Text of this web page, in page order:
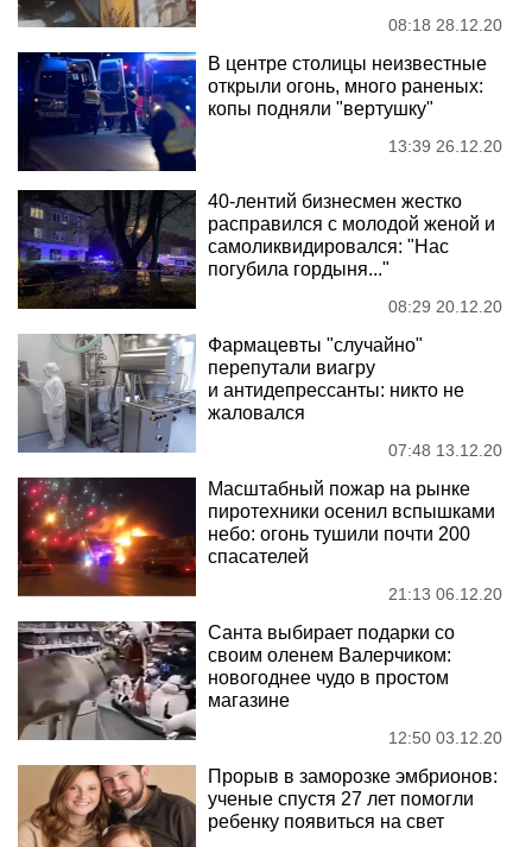
08:18 28.12.20
В центре столицы неизвестные
открыли огонь, много раненых:
копы подняли "вертушку"
13:39 26.12.20
40-лентий бизнесмен жестко
расправился с молодой женой и
самоликвидировался: "Нас
погубила гордыня..."
08:29 20.12.20
Фармацевты "случайно"
перепутали виагру
и антидепрессанты: никто не
жаловался
07:48 13.12.20
Масштабный пожар на рынке
пиротехники осенил вспышками
небо: огонь тушили почти 200
спасателей
21:13 06.12.20
Санта выбирает подарки со
своим оленем Валерчиком:
новогоднее чудо в простом
магазине
12:50 03.12.20
Прорыв в заморозке эмбрионов:
ученые спустя 27 лет помогли
ребенку появиться на свет